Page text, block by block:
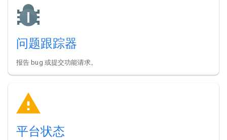
问题跟踪器
报告 bug 或提交功能请求。
平台状态